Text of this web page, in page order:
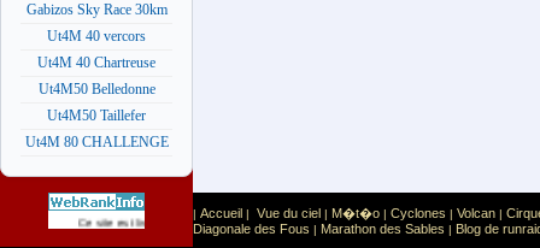
Gabizos Sky Race 30km
Ut4M 40 vercors
Ut4M 40 Chartreuse
Ut4M50 Belledonne
Ut4M50 Taillefer
Ut4M 80 CHALLENGE
Ce site est list� dans la cat�gorie Sport Sports extr�mes
| Accueil | Vue du ciel | M�t�o | Cyclones | Volcan |
Diagonale des Fous | Marathon des Sables | Blog de